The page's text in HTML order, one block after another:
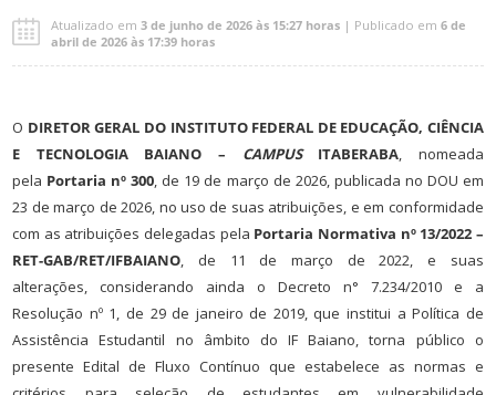
Atualizado em3 de junho de 2026 às 15:27 horas | Publicado em6 de
abril de 2026 às 17:39 horas
O DIRETOR GERAL DO INSTITUTO FEDERAL DE EDUCAÇÃO, CIÊNCIA
E TECNOLOGIA BAIANO – CAMPUSITABERABA, nomeada
pela Portaria nº 300, de 19 de março de 2026, publicada no DOU em
23 de março de 2026, no uso de suas atribuições, e em conformidade
com as atribuições delegadas pela Portaria Normativa nº 13/2022 –
RET-GAB/RET/IFBAIANO, de 11 de março de 2022, e suas
alterações, considerando ainda o Decreto n° 7.234/2010 e a
Resolução nº 1, de 29 de janeiro de 2019, que institui a Política de
Assistência Estudantil no âmbito do IF Baiano, torna público o
presente Edital de Fluxo Contínuo que estabelece as normas e